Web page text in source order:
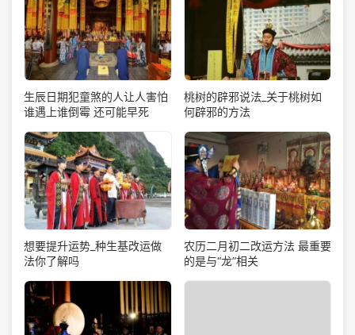
生辰日期犯童煞的人让人害怕
谁遇上谁倒霉 还可能早死
桃树的辟邪说法_关于桃树如
何辟邪的方法
想要提升运势_种生基改运做
法你了解吗
农历二月初二改运方法 最重要
的是与“龙”相关